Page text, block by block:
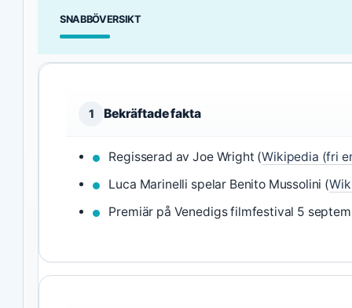
SNABBÖVERSIKT
1 Bekräftade fakta
Regisserad av Joe Wright (Wikipedia (fri
Luca Marinelli spelar Benito Mussolini (
Premiär på Venedigs filmfestival 5